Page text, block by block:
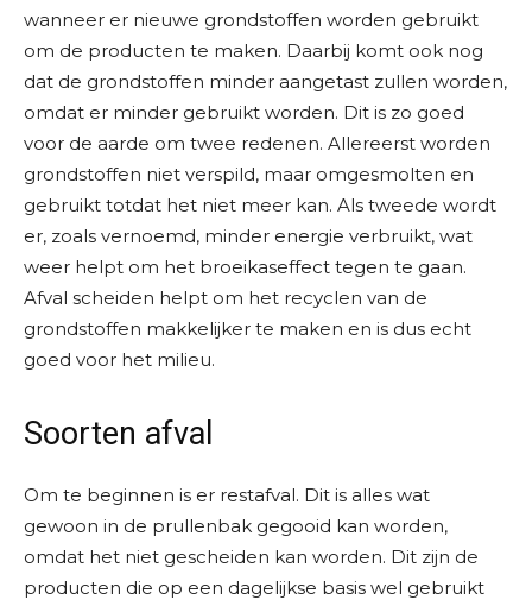
wanneer er nieuwe grondstoffen worden gebruikt
om de producten te maken. Daarbij komt ook nog
dat de grondstoffen minder aangetast zullen worden,
omdat er minder gebruikt worden. Dit is zo goed
voor de aarde om twee redenen. Allereerst worden
grondstoffen niet verspild, maar omgesmolten en
gebruikt totdat het niet meer kan. Als tweede wordt
er, zoals vernoemd, minder energie verbruikt, wat
weer helpt om het broeikaseffect tegen te gaan.
Afval scheiden helpt om het recyclen van de
grondstoffen makkelijker te maken en is dus echt
goed voor het milieu.
Soorten afval
Om te beginnen is er restafval. Dit is alles wat
gewoon in de prullenbak gegooid kan worden,
omdat het niet gescheiden kan worden. Dit zijn de
producten die op een dagelijkse basis wel gebruikt